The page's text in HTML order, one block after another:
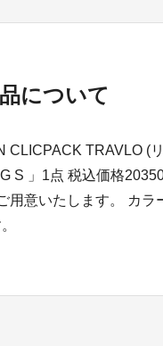
について
CLICPACK TRAVLO (
S 」1点 税込価格
用意いたします。 カラ